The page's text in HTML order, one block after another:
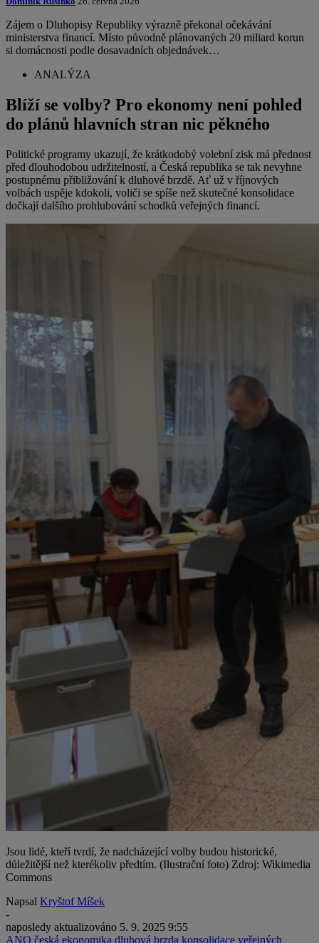
Zájem o Dluhopisy Republiky výrazně překonal očekávání
ministerstva financí. Místo původně plánovaných 20 miliard korun
si domácnosti podle dosavadních objednávek…
ANALÝZA
Blíží se volby? Pro ekonomy není pohled
do plánů hlavních stran nic pěkného
Politické programy ukazují, že krátkodobý volební zisk má přednost
před dlouhodobou udržitelností, a Česká republika se tak nevyhne
postupnému přibližování k dluhové brzdě. Ať už v říjnových
volbách uspěje kdokoli, voliči se spíše než skutečné konsolidace
dočkají dalšího prohlubování schodků veřejných financí.
Jsou lidé, kteří tvrdí, že nadcházející volby budou historické,
důležitější než kterékoliv předtím. (Ilustrační foto) Zdroj: Wikimedia
Commons
Napsal Kryštof Míšek
-
naposledy aktualizováno 5. 9. 2025 9:55
ANO česká ekonomika dluhová brzda konsolidace veřejných